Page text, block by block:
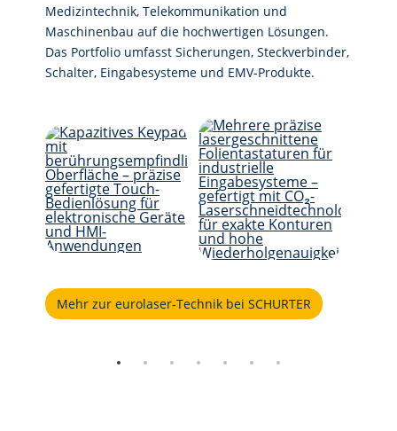
Medizintechnik, Telekommunikation und
Maschinenbau auf die hochwertigen Lösungen.
Das Portfolio umfasst Sicherungen, Steckverbinder,
Schalter, Eingabesysteme und EMV-Produkte.
Mehr zur eurolaser-Technik bei SCHURTER